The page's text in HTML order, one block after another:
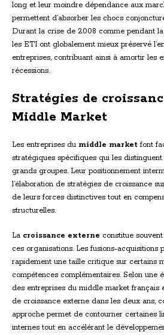
long et leur moindre dépendance aux
permettent d’absorber les chocs
Durant la crise de 2008 comme pendant
les ETI ont globalement mieux préservé
entreprises, contribuant ainsi à amortir les
récessions.
Stratégies de
Middle Market
Les entreprises du middle market font
stratégiques spécifiques qui les
grands groupes. Leur positionnement
l’élaboration de stratégies de croissance
de leurs forces distinctives tout en
structurelles.
La croissance externe constitue
ces organisations. Les fusions-acquisitions
rapidement une taille critique sur certains
compétences complémentaires. Selon une
des entreprises du middle market français
de croissance externe dans les deux ans,
approche permet de contourner certaines
internes tout en accélérant le